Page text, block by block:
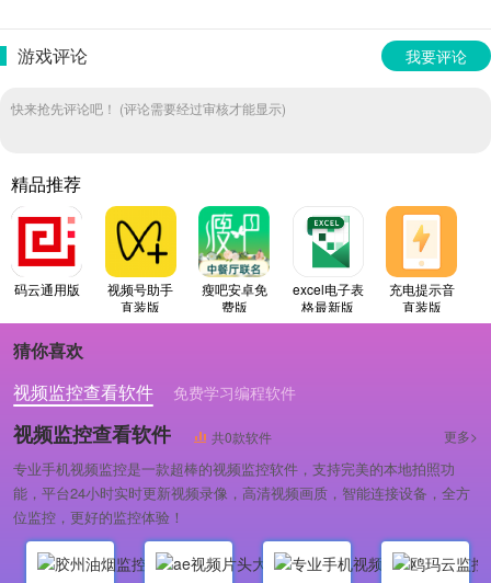
游戏评论 我要评论
快来抢先评论吧！ (评论需要经过审核才能显示)
精品推荐
码云通用版
视频号助手
直装版
瘦吧安卓免
费版
excel电子表
格最新版
充电提示音
直装版
猜你喜欢
视频监控查看软件
免费学习编程软件
专业做婚礼策划的软件
视频监控查看软件 共0款软件 更多>
专业手机视频监控是一款超棒的视频监控软件，支持完美的本地拍照功
能，平台24小时实时更新视频录像，高清视频画质，智能连接设备，全方
位监控，更好的监控体验！